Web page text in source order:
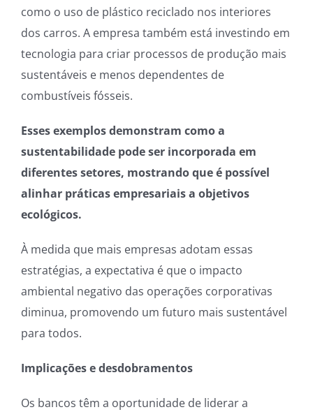
como o uso de plástico reciclado nos interiores
dos carros. A empresa também está investindo em
tecnologia para criar processos de produção mais
sustentáveis e menos dependentes de
combustíveis fósseis.
Esses exemplos demonstram como a
sustentabilidade pode ser incorporada em
diferentes setores, mostrando que é possível
alinhar práticas empresariais a objetivos
ecológicos.
À medida que mais empresas adotam essas
estratégias, a expectativa é que o impacto
ambiental negativo das operações corporativas
diminua, promovendo um futuro mais sustentável
para todos.
Implicações e desdobramentos
Os bancos têm a oportunidade de liderar a